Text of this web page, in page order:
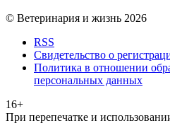
© Ветеринария и жизнь 2026
RSS
Свидетельство о
Политика в отношении
персональных данных
16+
При перепечатке и